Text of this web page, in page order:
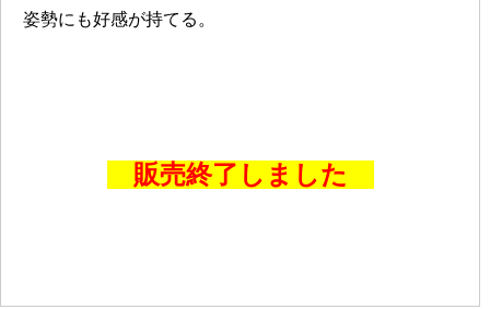
姿勢にも好感が持てる。
販売終了しました